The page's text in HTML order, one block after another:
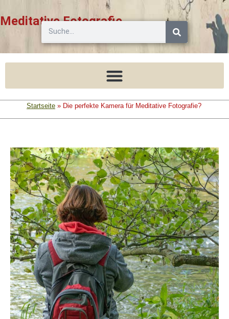
Inhalt
Meditative Fotografie
Suche
Startseite » Die perfekte Kamera für Meditative Fotografie?